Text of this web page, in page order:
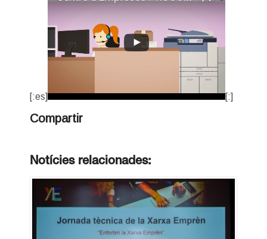
[:es] [:]
Compartir
Notícies relacionades: